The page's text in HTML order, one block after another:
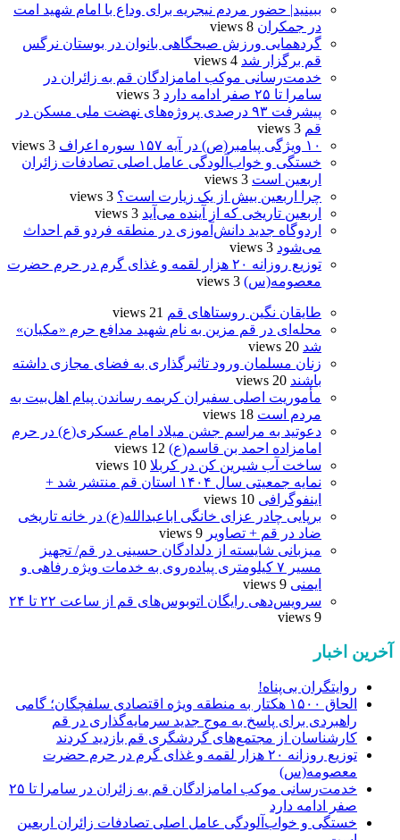
ببینید| حضور مردم نیجریه برای وداع با امام شهید امت
در جمکران 8 views
گردهمایی ورزش صبحگاهی بانوان در بوستان نرگس
قم برگزار شد 4 views
خدمت‌رسانی موکب امامزادگان قم به زائران در
سامرا تا ۲۵ صفر ادامه دارد
3 views
پیشرفت ۹۳ درصدی پروژه‌های نهضت ملی مسکن در
قم 3 views
۱۰ ویژگی پیامبر(ص) در آیه ۱۵۷ سوره اعراف
3 views
خستگی و خواب‌آلودگی عامل اصلی تصادفات زائران
اربعین است 3 views
چرا اربعین بیش از یک زیارت است؟ 3 views
اربعین تاریخی که از آینده می‌آید 3 views
اردوگاه جدید دانش‌آموزی در منطقه فردو قم احداث
می‌شود 3 views
توزیع روزانه ۲۰ هزار لقمه و غذای گرم در حرم حضرت
معصومه(س) 3 views
طایقان نگین روستاهای قم 21 views
محله‌ای در قم مزین به نام شهید مدافع حرم «مکیان»
شد 20 views
زنان مسلمان ورود تاثیرگذاری به فضای مجازی داشته
باشند 20 views
مأموریت اصلی سفیران کریمه رساندن پیام اهل‌بیت به
مردم است 18 views
دعوتید به مراسم جشن میلاد امام عسکری(ع) در حرم
امامزاده احمد بن قاسم(ع) 12 views
ساخت آب شیرین کن در کربلا 10 views
نمایه جمعیتی سال ۱۴۰۴ استان قم منتشر شد +
اینفوگرافی 10 views
برپایی چادر عزای خانگی اباعبدالله(ع) در خانه تاریخی
ضاد در قم + تصاویر 9 views
میزبانی شایسته از دلدادگان حسینی در قم/ تجهیز
مسیر ۷ کیلومتری پیاده‌روی به خدمات ویژه رفاهی و
ایمنی 9 views
سرویس‌دهی رایگان اتوبوس‌های قم از ساعت ۲۲ تا ۲۴
9 views
آخرین اخبار
روایتگران بی‌پناه!
الحاق ۱۵۰۰ هکتار به منطقه ویژه اقتصادی سلفچگان؛ گامی
راهبردی برای پاسخ به موج جدید سرمایه‌گذاری در قم
کارشناسان از مجتمع‌های گردشگری قم بازدید کردند
توزیع روزانه ۲۰ هزار لقمه و غذای گرم در حرم حضرت
معصومه(س)
خدمت‌رسانی موکب امامزادگان قم به زائران در سامرا تا ۲۵
صفر ادامه دارد
خستگی و خواب‌آلودگی عامل اصلی تصادفات زائران اربعین